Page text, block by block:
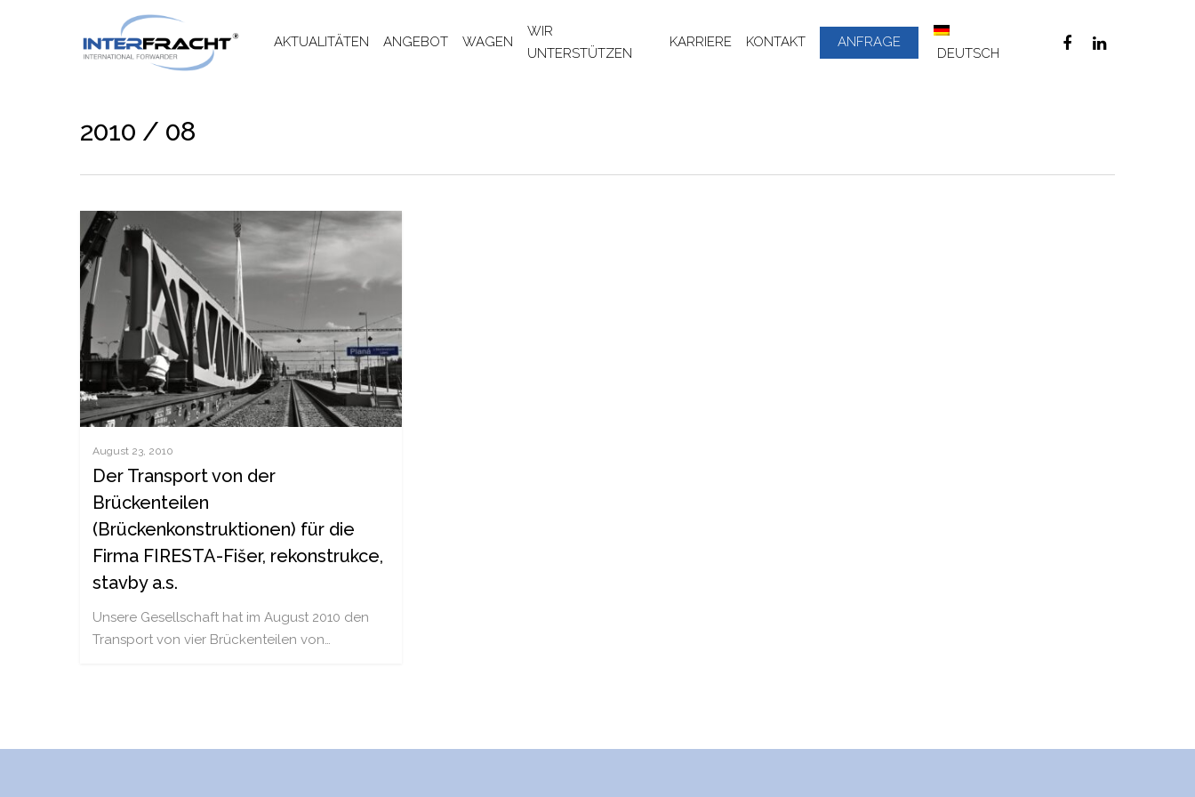
AKTUALITÄTEN ANGEBOT WAGEN
WIR
UNTERSTÜTZEN
KARRIERE KONTAKT ANFRAGE
DEUTSCH
2010 / 08
August 23, 2010
Der Transport von der
Brückenteilen
(Brückenkonstruktionen) für die
Firma FIRESTA-Fišer, rekonstrukce,
stavby a.s.
Unsere Gesellschaft hat im August 2010 den
Transport von vier Brückenteilen von…